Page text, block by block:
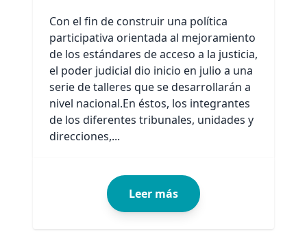
Con el fin de construir una política
participativa orientada al mejoramiento
de los estándares de acceso a la justicia,
el poder judicial dio inicio en julio a una
serie de talleres que se desarrollarán a
nivel nacional.En éstos, los integrantes
de los diferentes tribunales, unidades y
direcciones,...
Leer más